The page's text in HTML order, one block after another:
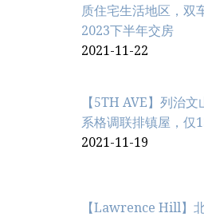
质住宅生活地区，双
2023下半年交房
2021-11-22
【5TH AVE】列治
系格调联排镇屋，仅
2021-11-19
【Lawrence Hill】